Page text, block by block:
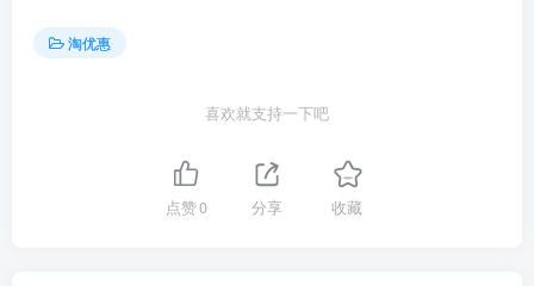
淘优惠
喜欢就支持一下吧
点赞0 分享 收藏